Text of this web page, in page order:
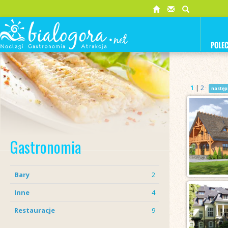
Gastronomia
Bary
2
Inne
4
Restauracje
9
1 | 2